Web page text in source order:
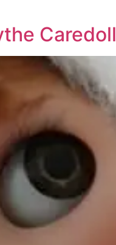
Caredoll